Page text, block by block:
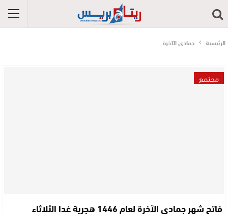
الرئيسية جمادى الآخرة
مجتمع
فاتح شهر جمادى الآخرة لعام 1446 هجرية غدا الثلاثاء